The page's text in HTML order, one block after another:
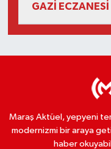
GAZİ ECZANESİ
Maraş Aktüel, yepyeni
modernizmi bir araya
haber